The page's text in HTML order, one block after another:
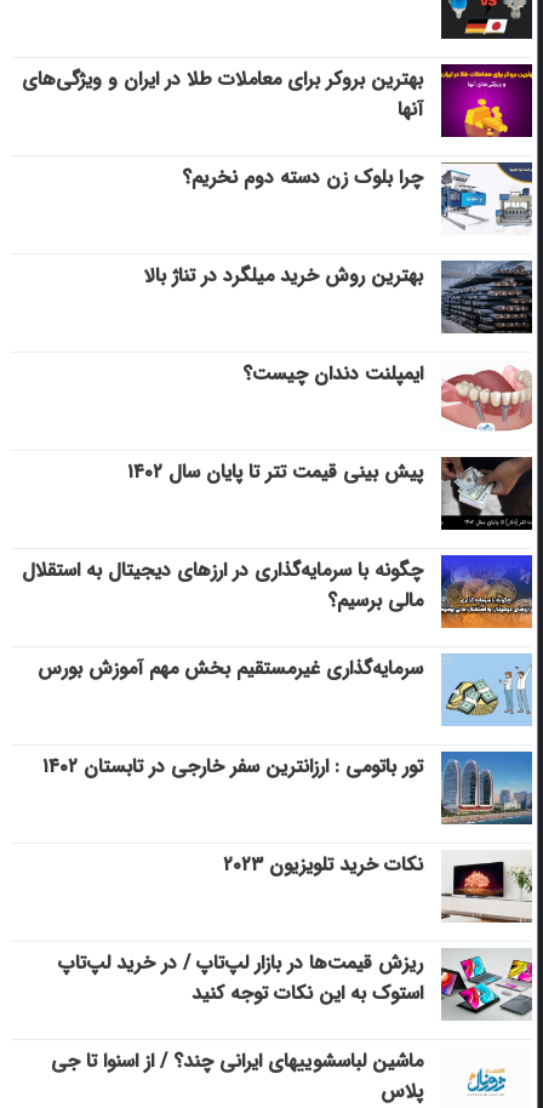
بهترین بروکر برای معاملات طلا در ایران و ویژگی‌های
آنها
چرا بلوک زن دسته دوم نخریم؟
بهترین روش خرید میلگرد در تناژ بالا
ایمپلنت دندان چیست؟
پیش بینی قیمت تتر تا پایان سال ۱۴۰۲
چگونه با سرمایه‌گذاری در ارزهای دیجیتال به استقلال
مالی برسیم؟
سرمایه‌گذاری غیرمستقیم بخش مهم آموزش بورس
تور باتومی : ارزانترین سفر خارجی در تابستان ۱۴۰۲
نکات خرید تلویزیون ۲۰۲۳
ریزش قیمت‌ها در بازار لپ‌تاپ / در خرید لپ‌تاپ
استوک به این نکات توجه کنید
ماشین لباسشویی‎های ایرانی چند؟ / از اسنوا تا جی
پلاس